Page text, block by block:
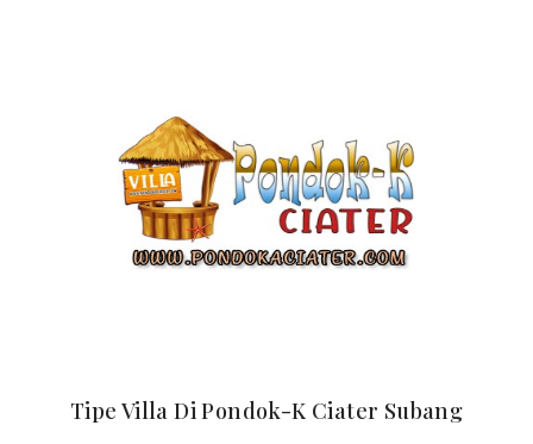
Tipe Villa Di Pondok-K Ciater Subang